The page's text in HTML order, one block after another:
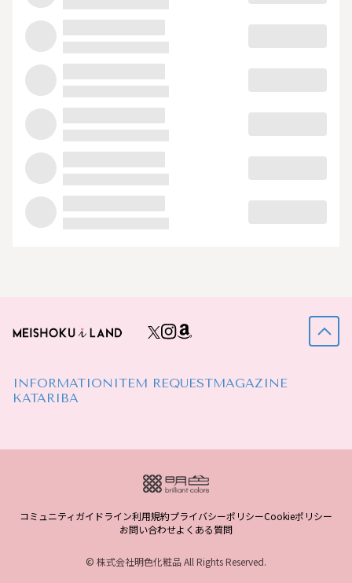
INFORMATION ITEM REQUESTMAGAZINE
KATARIBA
コミュニティガイドライン利用規約プライバシーポリシーCookieポリシー
お問い合わせよくある質問
© 株式会社明色化粧品 All Rights Reserved.